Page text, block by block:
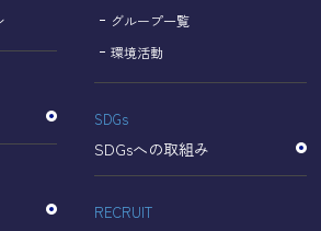
るお問い合わせ窓口
社
グループ一覧
環境活動
SDGs
SDGsへの取組み
RECRUIT